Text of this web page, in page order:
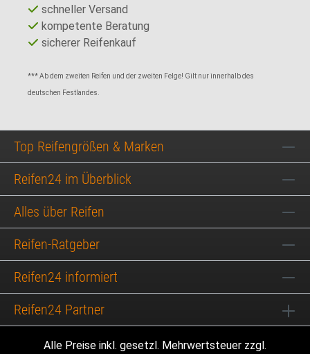
schneller Versand
kompetente Beratung
sicherer Reifenkauf
*** Ab dem zweiten Reifen und der zweiten Felge! Gilt nur innerhalb des
deutschen Festlandes.
Top Reifengrößen & Marken
Reifen24 im Überblick
Alles über Reifen
Reifen-Ratgeber
Reifen24 informiert
Reifen24 Partner
Alle Preise inkl. gesetzl. Mehrwertsteuer zzgl.